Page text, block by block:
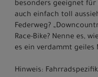
besonders geeignet
auch einfach toll
Federweg?
Race-Bike? Nenne es,
es ein verdammt geiles
Hinweis: